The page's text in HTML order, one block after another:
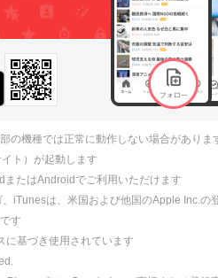
の機種では正常に動作しない場合がありま
ト）が起動します
たはAndroidでご利用いただけます
iTunesは、米国および他国のApple Inc.の
す
に基づき使用されています